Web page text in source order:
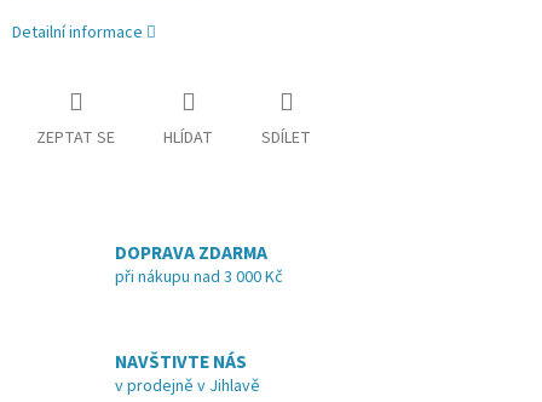
Detailní informace
ZEPTAT SE HLÍDAT SDÍLET
DOPRAVA ZDARMA
při nákupu nad 3 000 Kč
NAVŠTIVTE NÁS
v prodejně v Jihlavě